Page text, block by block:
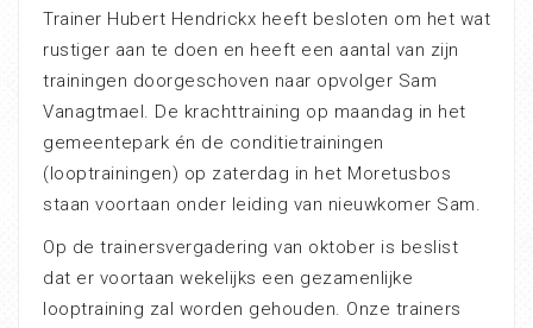
Trainer Hubert Hendrickx heeft besloten om het wat
rustiger aan te doen en heeft een aantal van zijn
trainingen doorgeschoven naar opvolger Sam
Vanagtmael. De krachttraining op maandag in het
gemeentepark én de conditietrainingen
(looptrainingen) op zaterdag in het Moretusbos
staan voortaan onder leiding van nieuwkomer Sam.
Op de trainersvergadering van oktober is beslist
dat er voortaan wekelijks een gezamenlijke
looptraining zal worden gehouden. Onze trainers